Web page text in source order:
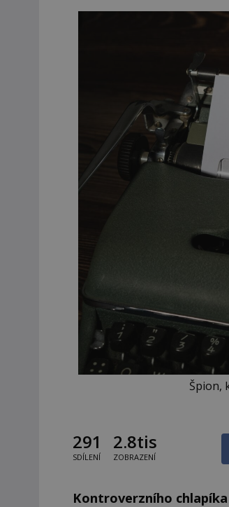
Špion,
291
SDÍLENÍ
2.8tis
ZOBRAZENÍ
Kontroverzního